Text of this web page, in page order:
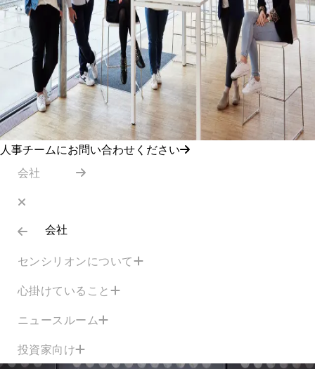
人事チームにお問い合わせください
会社
会社
センシリオンについて
心掛けていること
ニュースルーム
投資家向け